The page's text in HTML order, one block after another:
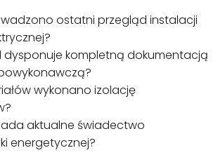
ostatni przegląd instalacji
dysponuje kompletną dokumentacją
wykonano izolację
aktualne świadectwo
energetycznej?